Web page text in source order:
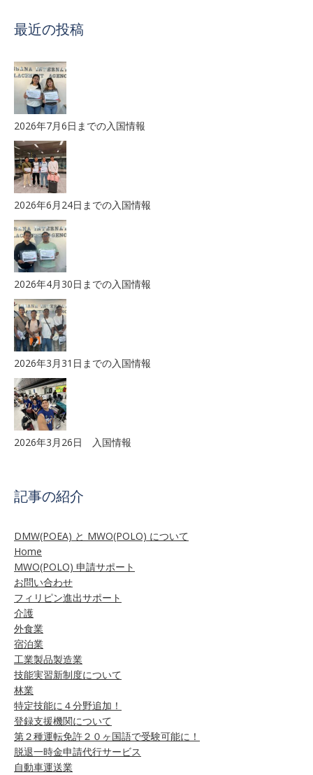
最近の投稿
2026年7月6日までの入国情報
2026年6月24日までの入国情報
2026年4月30日までの入国情報
2026年3月31日までの入国情報
2026年3月26日 入国情報
記事の紹介
DMW(POEA) と MWO(POLO) について
Home
MWO(POLO) 申請サポート
お問い合わせ
フィリピン進出サポート
介護
外食業
宿泊業
工業製品製造業
技能実習新制度について
林業
特定技能に４分野追加！
登録支援機関について
第２種運転免許２０ヶ国語で受験可能に！
脱退一時金申請代行サービス
自動車運送業